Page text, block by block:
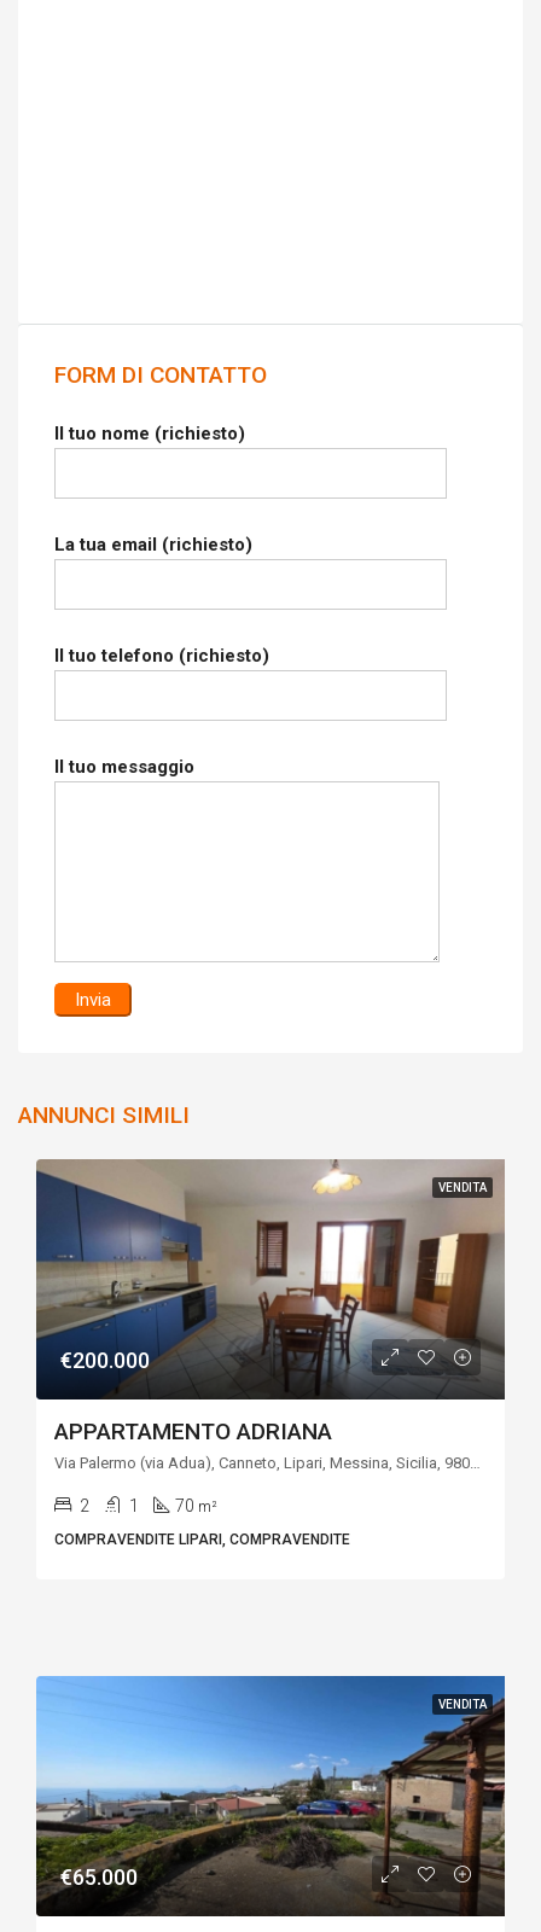
FORM DI CONTATTO
Il tuo nome (richiesto)
La tua email (richiesto)
Il tuo telefono (richiesto)
Il tuo messaggio
ANNUNCI SIMILI
VENDITA
€200.000
APPARTAMENTO ADRIANA
2 1 70 m²
COMPRAVENDITE LIPARI, COMPRAVENDITE
VENDITA
€65.000